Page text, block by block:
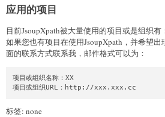
  GE
       :  '>=';
:  '^=';  // `a^=b` 字符串a以
  END_WITH
:  '$=';  // `a*=b` a包含b, a
  REGEXP_WITH
:  '~=';  // a的内容符合 正则表
:  '!~';  //a的内容不符合 正则表
应用的项目
目前JsoupXpath被大量使用的项目或是组织有
如果您也有项目在使用JsoupXpath，并希望
面的联系方式联系我，邮件格式可以为：
项目或组织名称：XX
项目或组织URL：http://xxx.xxx.cc
标签: none